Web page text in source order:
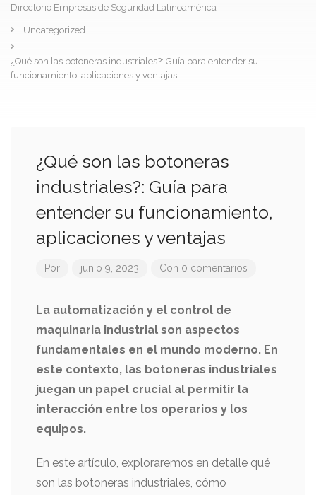
Directorio Empresas de Seguridad Latinoamérica
Uncategorized
¿Qué son las botoneras industriales?: Guía para entender su
funcionamiento, aplicaciones y ventajas
¿Qué son las botoneras
industriales?: Guía para
entender su funcionamiento,
aplicaciones y ventajas
Por junio 9, 2023 Con 0 comentarios
La automatización y el control de
maquinaria industrial son aspectos
fundamentales en el mundo moderno. En
este contexto, las botoneras industriales
juegan un papel crucial al permitir la
interacción entre los operarios y los
equipos.
En este artículo, exploraremos en detalle qué
son las botoneras industriales, cómo